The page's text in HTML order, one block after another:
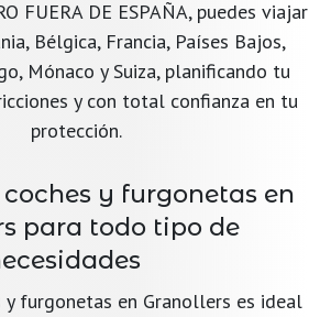
FUERA DE ESPAÑA, puedes viajar
Bélgica, Francia, Países Bajos,
Mónaco y Suiza, planificando tu
y con total confianza en tu
protección.
y furgonetas en
para todo tipo de
furgonetas en Granollers es ideal